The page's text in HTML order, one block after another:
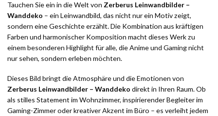
Tauchen Sie ein in die Welt von Zerberus Leinwandbilder –
Wanddeko – ein Leinwandbild, das nicht nur ein Motiv zeigt,
sondern eine Geschichte erzählt. Die Kombination aus kräftigen
Farben und harmonischer Komposition macht dieses Werk zu
einem besonderen Highlight für alle, die Anime und Gaming nicht
nur sehen, sondern erleben möchten.
Dieses Bild bringt die Atmosphäre und die Emotionen von
Zerberus Leinwandbilder – Wanddeko direkt in Ihren Raum. Ob
als stilles Statement im Wohnzimmer, inspirierender Begleiter im
Gaming-Zimmer oder kreativer Akzent im Büro – es verleiht jedem